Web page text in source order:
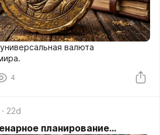
валюта
4
22d
планирование...